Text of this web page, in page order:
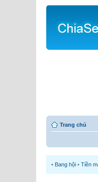
Trang chủ
• Bang hội • Tiền